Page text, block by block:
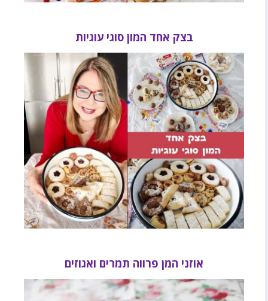
בצק אחד המון סוגי עוגיות
אוזני המן פרווה תמרים ואגוזים